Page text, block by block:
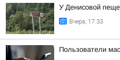
У Денисовой
Вчера, 17:33
Пользователи